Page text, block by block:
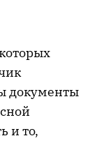
документы
и то,